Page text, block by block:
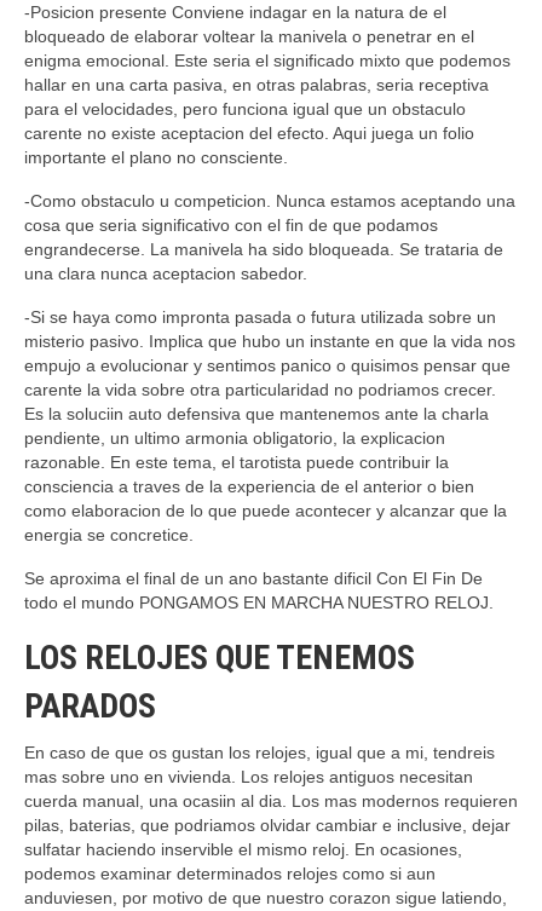
-Posicion presente Conviene indagar en la natura de el
bloqueado de elaborar voltear la manivela o penetrar en el
enigma emocional. Este seri­a el significado mixto que podemos
hallar en una carta pasiva, en otras palabras, seri­a receptiva
para el velocidades, pero funciona igual que un obstaculo
carente no existe aceptacion del efecto. Aqui juega un folio
importante el plano no consciente.
-Como obstaculo u competicion. Nunca estamos aceptando una
cosa que seri­a significativo con el fin de que podamos
engrandecerse.
La manivela ha sido bloqueada. Se trataria de
una clara nunca aceptacion sabedor.
-Si se haya como impronta pasada o futura utilizada sobre un
misterio pasivo. Implica que hubo un instante en que la vida nos
empujo a evolucionar y sentimos panico o quisimos pensar que
carente la vida sobre otra particularidad no podriamos crecer.
Es la soluciin auto defensiva que mantenemos ante la charla
pendiente, un ultimo armonia obligatorio, la explicacion
razonable. En este tema, el tarotista puede contribuir la
consciencia a traves de la experiencia de el anterior o bien
como elaboracion de lo que puede acontecer y alcanzar que la
energia se concretice.
Se aproxima el final de un ano bastante dificil Con El Fin De
todo el mundo PONGAMOS EN MARCHA NUESTRO RELOJ.
LOS RELOJES QUE TENEMOS
PARADOS
En caso de que os gustan los relojes, igual que a mi, tendreis
mas sobre uno en vivienda. Los relojes antiguos necesitan
cuerda manual, una ocasiin al dia. Los mas modernos requieren
pilas, baterias, que podri­amos olvidar cambiar e inclusive, dejar
sulfatar haciendo inservible el mismo reloj. En ocasiones,
podemos examinar determinados relojes como si aun
anduviesen, por motivo de que nuestro corazon sigue latiendo,